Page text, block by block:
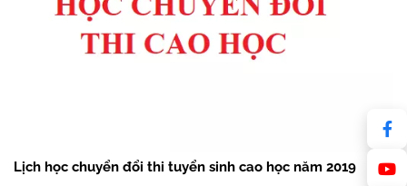
Lịch học chuyển đổi thi tuyển sinh cao học năm 2019